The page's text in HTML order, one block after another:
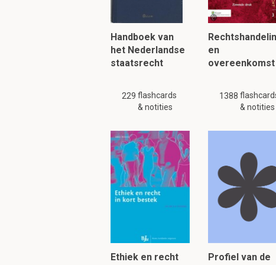
volledig. Zoek a.u.b.
Om verder te
Handboek van
het Nederlandse
staatsrecht
229 flashcards
& notities
en
overeenkomst
1388
& notities
Ethiek en recht
Profiel van de